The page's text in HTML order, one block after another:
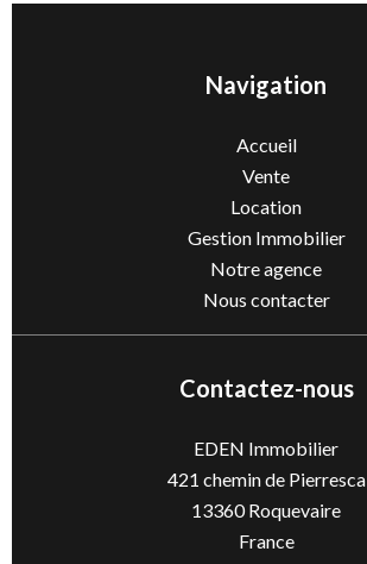
Navigation
Accueil
Vente
Location
Gestion Immobilier
Notre agence
Nous contacter
Contactez-nous
EDEN Immobilier
421 chemin de Pierresca
13360Roquevaire
France